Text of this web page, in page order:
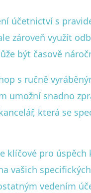
účetnictví s
zároveň využít
být časově
s ručně
umožní snadno
která se
klíčové pro
vašich
vedením